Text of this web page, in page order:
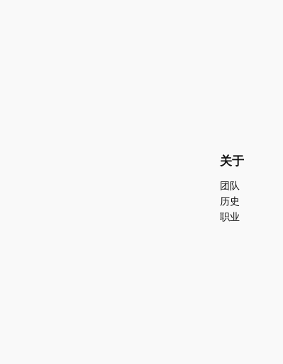
关于
团队
历史
职业